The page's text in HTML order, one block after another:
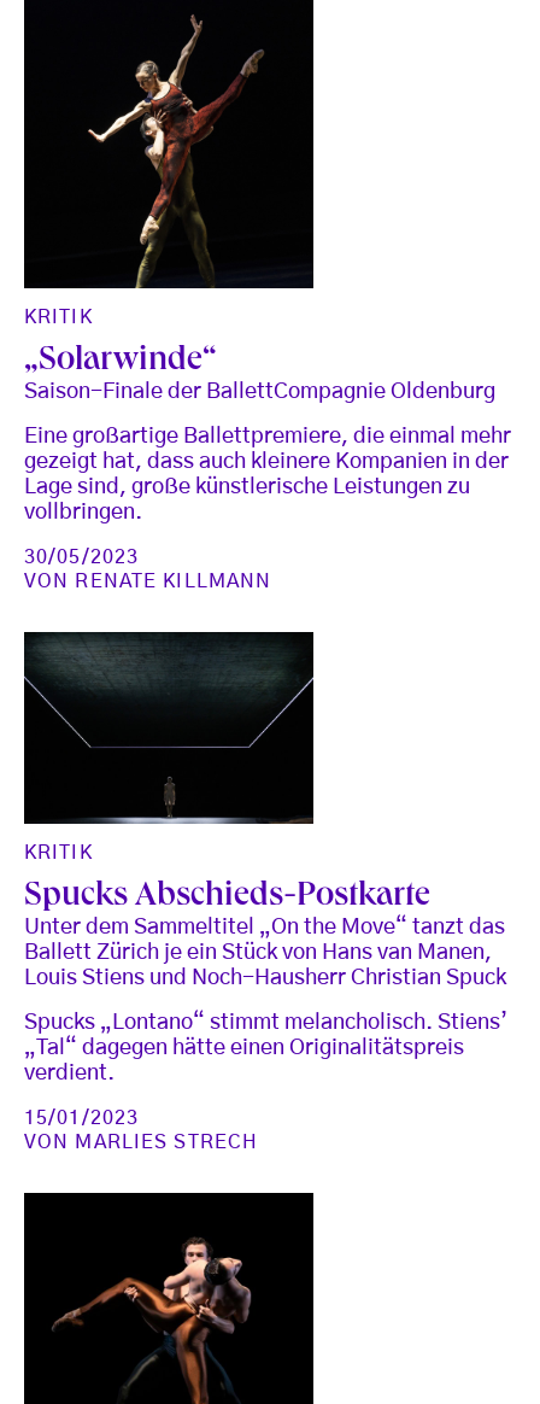
KRITIK
„Solarwinde“
Saison-Finale der BallettCompagnie Oldenburg
Eine großartige Ballettpremiere, die einmal mehr
gezeigt hat, dass auch kleinere Kompanien in der
Lage sind, große künstlerische Leistungen zu
vollbringen.
30/05/2023
VON
RENATE KILLMANN
KRITIK
Spucks Abschieds-Postkarte
Unter dem Sammeltitel „On the Move“ tanzt das
Ballett Zürich je ein Stück von Hans van Manen,
Louis Stiens und Noch-Hausherr Christian Spuck
Spucks „Lontano“ stimmt melancholisch. Stiens’
„Tal“ dagegen hätte einen Originalitätspreis
verdient.
15/01/2023
VON MARLIES STRECH